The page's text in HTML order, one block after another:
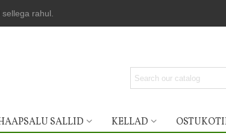
rahul.
SALLID KELLAD